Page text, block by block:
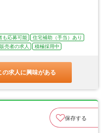
も応募可能
住宅補助（手当）あり
売者の求人 積極採用中
の求人に興味がある
保存する